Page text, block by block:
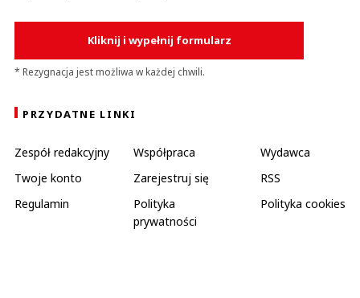
Kliknij i wypełnij formularz
* Rezygnacja jest możliwa w każdej chwili.
PRZYDATNE LINKI
Zespół redakcyjny Współpraca
Wydawca
Twoje konto
Zarejestruj się
RSS
Regulamin
Polityka
prywatności
Polityka cookies